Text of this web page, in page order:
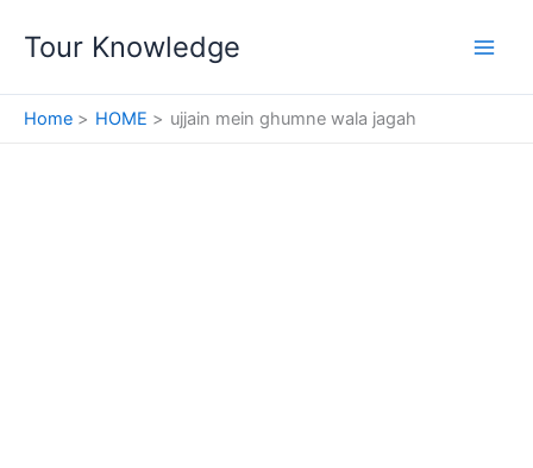
Tour Knowledge
Home HOME ujjain mein ghumne wala jagah